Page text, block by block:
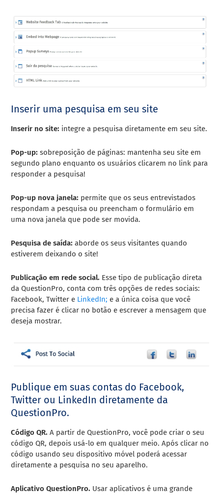
Inserir uma pesquisa em seu site
Inserir no site: integre a pesquisa diretamente em seu site.
Pop-up: sobreposição de páginas: mantenha seu site em
segundo plano enquanto os usuários clicarem no link para
responder a pesquisa!
Pop-up nova janela: permite que os seus entrevistados
respondam a pesquisa ou preencham o formulário em
uma nova janela que pode ser movida.
Pesquisa de saída: aborde os seus visitantes quando
estiverem deixando o site!
Publicação em rede social. Esse tipo de publicação direta
da QuestionPro, conta com três opções de redes sociais:
Facebook, Twitter e LinkedIn; e a única coisa que você
precisa fazer é clicar no botão e escrever a mensagem que
deseja mostrar.
Publique em suas contas do Facebook,
Twitter ou LinkedIn diretamente da
QuestionPro.
Código QR.A partir de QuestionPro, você pode criar o seu
código QR, depois usá-lo em qualquer meio. Após clicar no
código usando seu dispositivo móvel poderá acessar
diretamente a pesquisa no seu aparelho.
Aplicativo QuestionPro. Usar aplicativos é uma grande